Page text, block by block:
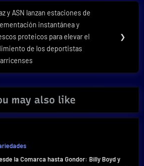
y ASN lanzan estaciones de
instantánea y
proteicos para elevar el
de los deportistas
❯
may also like
la Comarca hasta Gondor: Billy Boyd y